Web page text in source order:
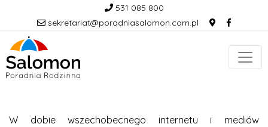
531 085 800
sekretariat@poradniasalomon.com.pl
W dobie wszechobecnego internetu i mediów